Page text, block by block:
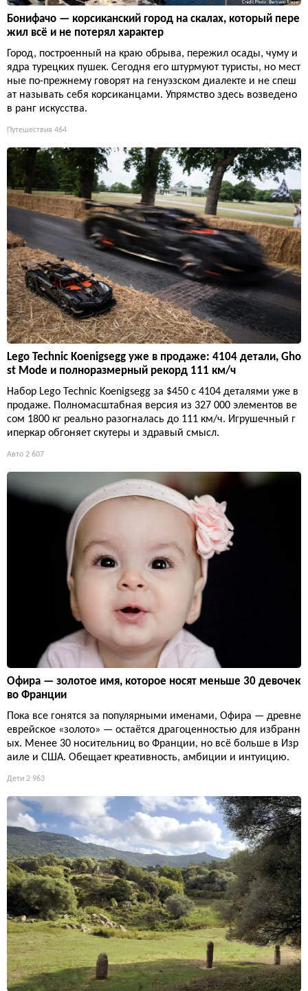
Бонифачо — корсиканский город на скалах, который пере
жил всё и не потерял характер
Город, построенный на краю обрыва, пережил осады, чуму и
ядра турецких пушек. Сегодня его штурмуют туристы, но мест
ные по-прежнему говорят на генуэзском диалекте и не спеш
ат называть себя корсиканцами. Упрямство здесь возведено
в ранг искусства.
Путешествия 464
Lego Technic Koenigsegg уже в продаже: 4104 детали, Gho
st Mode и полноразмерный рекорд 111 км/ч
Набор Lego Technic Koenigsegg за $450 с 4104 деталями уже в
продаже. Полномасштабная версия из 327 000 элементов ве
сом 1800 кг реально разогналась до 111 км/ч. Игрушечный г
иперкар обгоняет скутеры и здравый смысл.
Авто 2 607
Офира — золотое имя, которое носят меньше 30 девочек
во Франции
Пока все гонятся за популярными именами, Офира — древне
еврейское «золото» — остаётся драгоценностью для избранн
ых. Менее 30 носительниц во Франции, но всё больше в Изр
аиле и США. Обещает креативность, амбиции и интуицию.
Дети 2 963